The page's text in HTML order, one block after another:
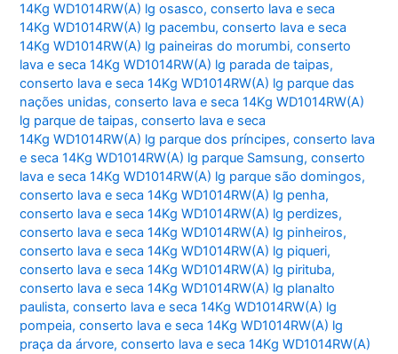
14Kg WD1014RW(A) lg osasco,conserto lava e seca
14Kg WD1014RW(A) lg pacembu,conserto lava e seca
14Kg WD1014RW(A) lg paineiras do morumbi,conserto
lava e seca 14Kg WD1014RW(A) lg parada de taipas,
conserto lava e seca 14Kg WD1014RW(A) lg parque das
nações unidas,conserto lava e seca 14Kg WD1014RW(A)
lg parque de taipas,conserto lava e seca
14Kg WD1014RW(A) lg parque dos príncipes,conserto lava
e seca 14Kg WD1014RW(A) lg parque Samsung,conserto
lava e seca 14Kg WD1014RW(A) lg parque são domingos,
conserto lava e seca 14Kg WD1014RW(A) lg penha,
conserto lava e seca 14Kg WD1014RW(A) lg perdizes,
conserto lava e seca 14Kg WD1014RW(A) lg pinheiros,
conserto lava e seca 14Kg WD1014RW(A) lg piqueri,
conserto lava e seca 14Kg WD1014RW(A) lg pirituba,
conserto lava e seca 14Kg WD1014RW(A) lg planalto
paulista,conserto lava e seca 14Kg WD1014RW(A) lg
pompeia,conserto lava e seca 14Kg WD1014RW(A) lg
praça da árvore,conserto lava e seca 14Kg WD1014RW(A)